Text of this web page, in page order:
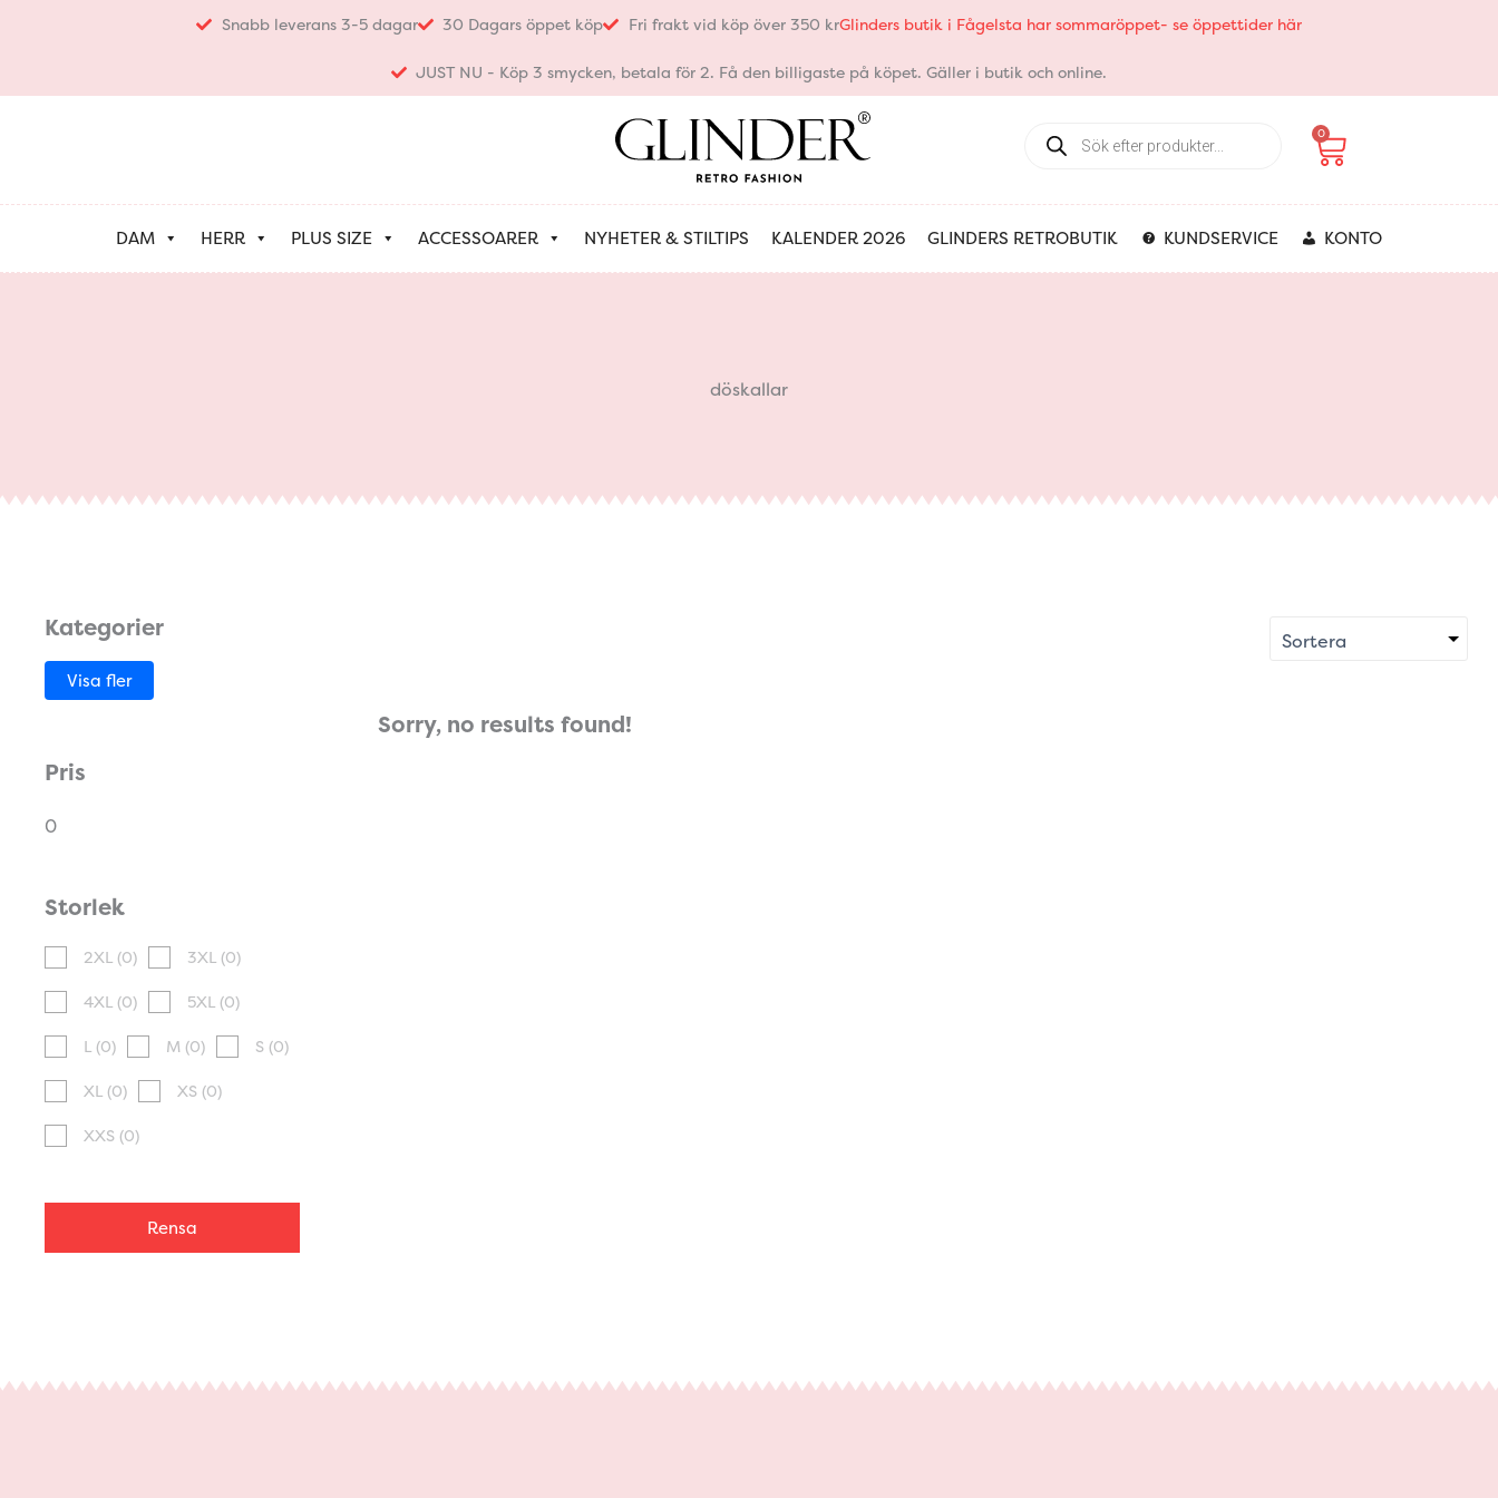
Snabb leverans 3-5 dagar 30 Dagars öppet köp Fri frakt vid köp över 350 krGlinders butik i Fågelsta har sommaröppet- se öppettider här
JUST NU - Köp 3 smycken, betala för 2. Få den billigaste på köpet. Gäller i butik och online.
search
0
Varukorg
DAM HERR PLUS SIZE ACCESSOARER NYHETER & STILTIPS KALENDER 2026 GLINDERS RETROBUTIK KUNDSERVICE KONTO
döskallar
Kategorier
Visa fler
Pris
0
Storlek
2XL (0) 3XL (0)
4XL (0) 5XL (0)
L (0) M (0) S (0)
XL (0) XS (0)
XXS (0)
Rensa
Sorry, no results found!